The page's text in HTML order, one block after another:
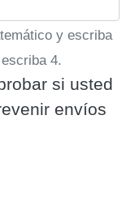
y escriba
4.
si usted
envíos